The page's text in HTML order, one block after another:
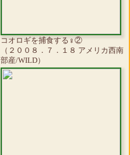
コオロギを捕食する♀②
（２００８．７．１８ アメリカ西南
部産/WILD）